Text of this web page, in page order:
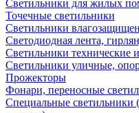
Светильники для жилых
Точечные светильники
Светильники
Светодиодная лента,
Светильники технические
Светильники уличные,
Прожекторы
Фонари, переносные
Специальные светильники